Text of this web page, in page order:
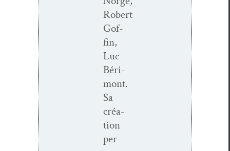
Robert
Gof­
fin,
Luc
Béri­
mont.
Sa
créa­
tion
per­